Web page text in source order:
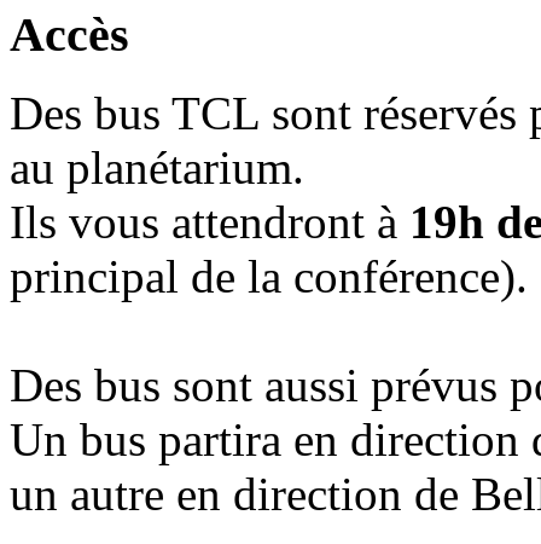
Accès
Des bus TCL sont
au planétarium.
Ils vous attendront à 19h
principal de la conférence).
Des bus sont aussi prévus
Un bus partira en direction
un autre en direction de